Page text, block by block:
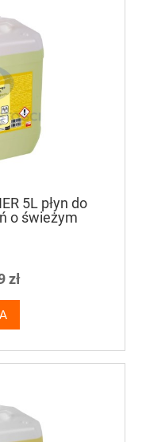
5L płyn do
o świeżym
zł